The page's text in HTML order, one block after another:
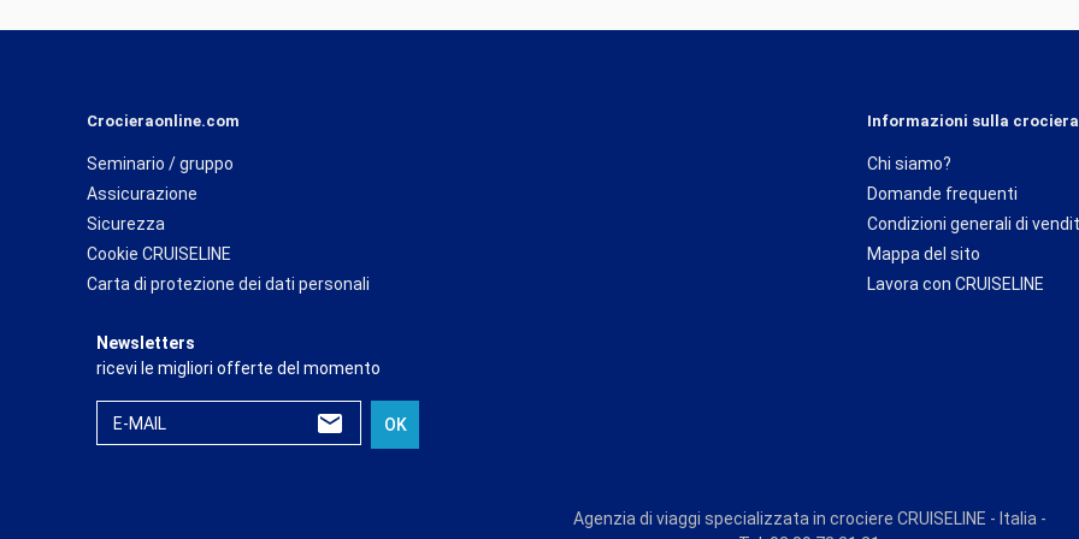
Crocieraonline.com
Seminario / gruppo
Assicurazione
Sicurezza
Cookie CRUISELINE
Carta di protezione dei dati personali
Informazioni sulla crociera
Chi siamo?
Domande frequenti
Condizioni generali di
Mappa del sito
Lavora con CRUISELINE
Newsletters
ricevi le migliori offerte del momento
E-MAIL OK
Agenzia di viaggi specializzata in crociere CRUISELINE - Italia -